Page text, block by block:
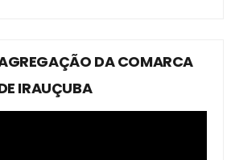
DA COMARCA
IRAUÇUBA